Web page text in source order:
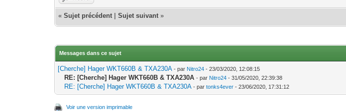
«Sujet précédent |Sujet suivant »
Messages dans ce sujet
[Cherche] Hager WKT660B & TXA230A - par Nitro24 - 23/03/2020, 12:08:15
RE: [Cherche] Hager WKT660B & TXA230A - par Nitro24 - 31/05/2020, 22:39:38
RE: [Cherche] Hager WKT660B & TXA230A - partonks4ever - 23/06/2020, 17:31:12
Voir une version imprimable